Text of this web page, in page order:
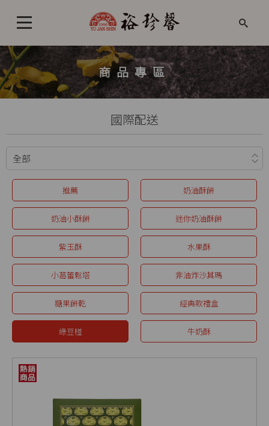
商品專區
國際配送
推薦 奶油酥餅
奶油小酥餅 迷你奶油酥餅
紫玉酥 水果酥
小葛蕾鬆塔 非油炸沙其瑪
糖果餅乾 經典款禮盒
綠豆椪 牛奶酥